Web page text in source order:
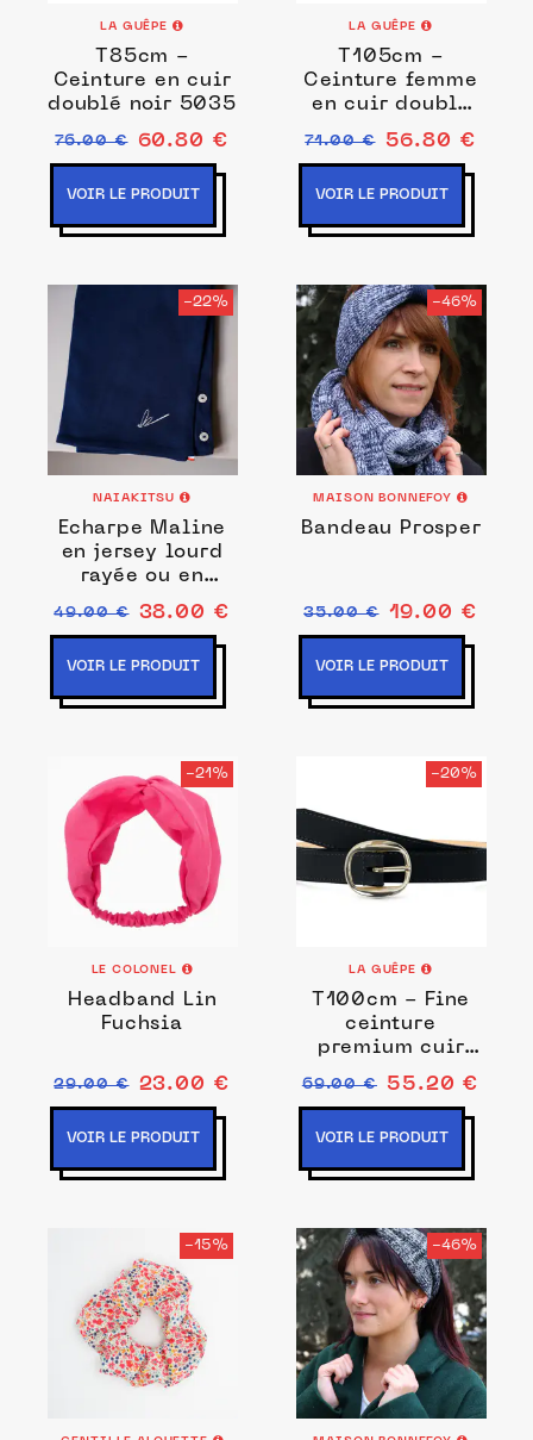
LA GUÊPE
T85cm -
Ceinture en cuir
doublé noir 5035
76.00 € 60.80 €
VOIR LE PRODUIT
LA GUÊPE
T105cm -
Ceinture femme
en cuir doublé
noir 5057
71.00 € 56.80 €
VOIR LE PRODUIT
-22%
NAIAKITSU
Echarpe Maline
en jersey lourd
rayée ou en
Jersey léger Uni
49.00 € 38.00 €
VOIR LE PRODUIT
-46%
MAISON BONNEFOY
Bandeau Prosper
35.00 € 19.00 €
VOIR LE PRODUIT
-21%
LE COLONEL
Headband Lin
Fuchsia
29.00 € 23.00 €
VOIR LE PRODUIT
-20%
LA GUÊPE
T100cm - Fine
ceinture
premium cuir
chic noir, boucle
féminine,
69.00 € 55.20 €
VOIR LE PRODUIT
-15% -46%